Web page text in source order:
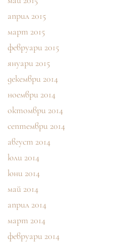
април 2015
март 2015
февруари 2015
януари 2015
декември 2014
ноември 2014
октомври 2014
септември 2014
август 2014
юли 2014
юни 2014
май 2014
април 2014
март 2014
февруари 2014